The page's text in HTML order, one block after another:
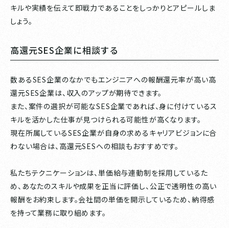
キルや実績を伝えて即戦力であることをしっかりとアピールしま
しょう。
高還元SES企業に相談する
数あるSES企業のなかでもエンジニアへの報酬還元率が高い高
還元SES企業は、収入のアップが期待できます。
また、案件の選択が可能なSES企業であれば、身に付けているス
キルを活かした仕事が見つけられる可能性が高くなります。
現在所属しているSES企業が自身の求めるキャリアビジョンに合
わない場合は、高還元SESへの相談もおすすめです。
私たちテクニケーションは、単価給与連動制を採用しているた
め、あなたのスキルや成果を正当に評価し、公正で透明性の高い
報酬をお約束します。会社間の単価を開示しているため、納得感
を持って業務に取り組めます。